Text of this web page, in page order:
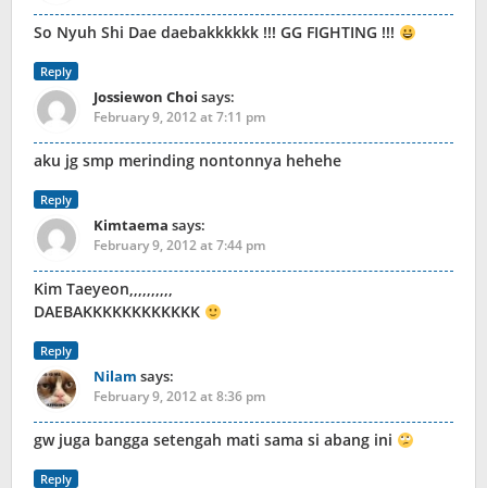
So Nyuh Shi Dae daebakkkkkk !!! GG FIGHTING !!!
Reply
Jossiewon Choi says:
February 9, 2012 at 7:11 pm
aku jg smp merinding nontonnya hehehe
Reply
Kimtaema says:
February 9, 2012 at 7:44 pm
Kim Taeyeon,,,,,,,,,,
DAEBAKKKKKKKKKKKK
Reply
Nilam says:
February 9, 2012 at 8:36 pm
gw juga bangga setengah mati sama si abang ini
Reply